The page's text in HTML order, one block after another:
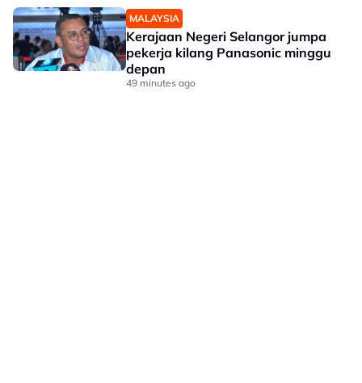
MALAYSIA
Kerajaan Negeri Selangor jumpa
pekerja kilang Panasonic minggu
depan
49 minutes ago